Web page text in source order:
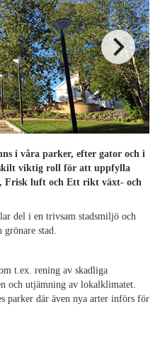
i våra parker, efter gator och i
viktig roll för att uppfylla
Frisk luft och Ett rikt växt- och
del i en trivsam stadsmiljö och
stad.
t.ex. rening av skadliga
och utjämning av lokalklimatet.
parker där även nya arter införs för